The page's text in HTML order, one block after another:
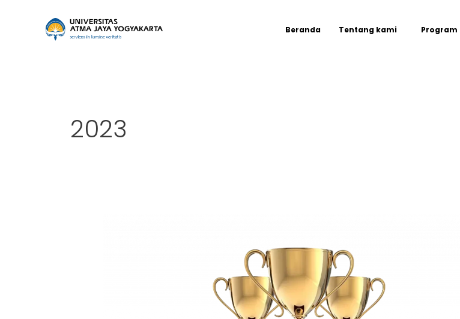
Beranda Tentang kami Program
2023